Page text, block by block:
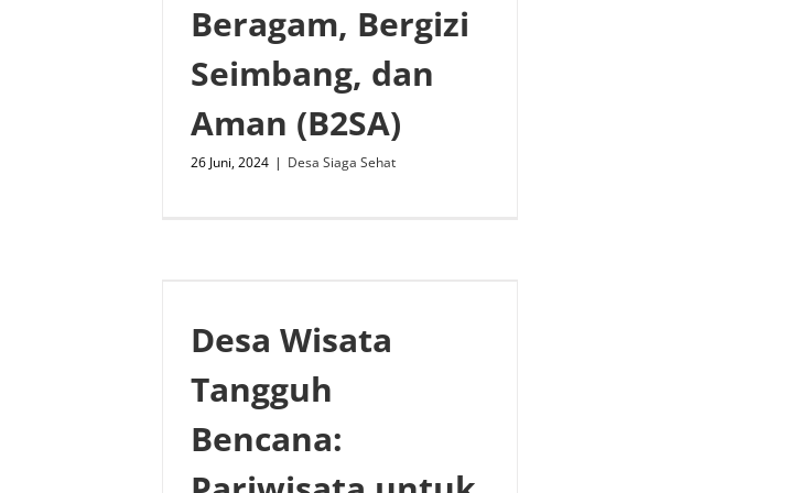
Beragam, Bergizi
Seimbang, dan
Aman (B2SA)
26 Juni, 2024 | Desa Siaga Sehat
Desa Wisata
Tangguh
Bencana: